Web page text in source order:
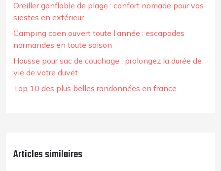
Oreiller gonflable de plage : confort nomade pour vos
siestes en extérieur
Camping caen ouvert toute l’année : escapades
normandes en toute saison
Housse pour sac de couchage : prolongez la durée de
vie de votre duvet
Top 10 des plus belles randonnées en france
Articles similaires